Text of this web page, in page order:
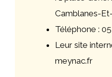
Camblanes-
Téléphone :
Leur site
meynac.fr